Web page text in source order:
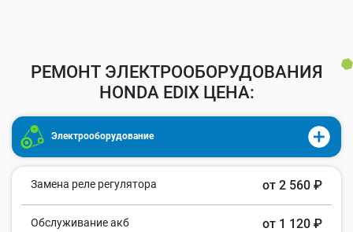
РЕМОНТ ЭЛЕКТРООБОРУДОВАНИЯ
HONDA EDIX ЦЕНА:
Электрооборудование
Замена реле регулятора от 2 560 ₽
Обслуживание акб от 1 120 ₽